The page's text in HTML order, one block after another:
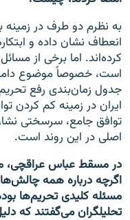
به نظرم دو طرف در
انعطاف نشان داده و
کرده‌اند. اما برخی از
است، خصوصاً موضوع
جدول زمان‌بندی رفع
ایران در زمینه کم
توافق جامع، سرسختی
اصلی در این روند است.
در مسقط عباس عراقچی،
اگرچه درباره همه
مسئله کلیدی تحریم‌ها
تحلیلگران می‌گفتند که